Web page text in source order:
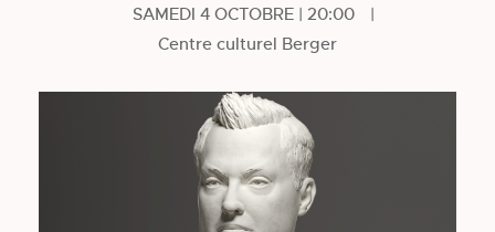
SAMEDI 4 OCTOBRE | 20:00
|
Centre culturel Berger